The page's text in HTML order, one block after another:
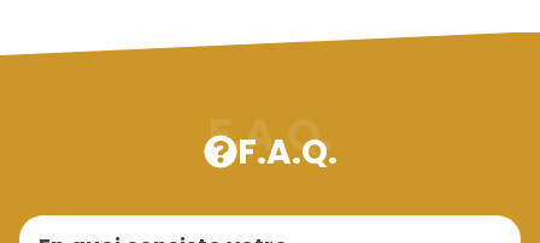
F.A.Q.
F.A.Q.